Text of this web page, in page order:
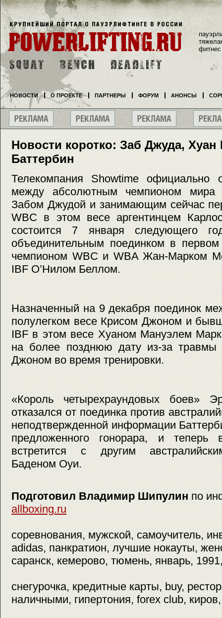
Новости коротко: Заб Джуда,
Баттербин
Телекомпания Showtime официально
между абсолютным чемпионом мира
Забом Джудой и занимающим сейчас
WBC в этом весе аргентинцем
состоится 7 января следующего
объединительным поединком в
чемпионом WBC и WBA Жан-Марком
IBF О’Нилом Беллом.
Назначенный на 9 декабря поединок
полулегком весе Крисом Джоном и
IBF в этом весе Хуаном Мануэлем
на более позднюю дату из-за травмы
Джоном во время тренировки.
«Король четырехраундовых боев»
отказался от поединка против
неподтвержденной информации
предложенного гонорара, и теперь
встретится с другим
Баденом Оуи.
Подготовил Владимир Шипулин по
allboxing.ru
соревнования, мужской, самоучитель,
adidas, панкратион, лучшие нокауты,
саранск, кемерово, тюмень, январь,
снегурочка, кредитные карты, buy,
наличными, гипертония, forex club, киров,
фитнес
НОВОСТИ О ПРОЕКТЕ ПАРТНЕРЫ ФОРУМ АНОНСЫ